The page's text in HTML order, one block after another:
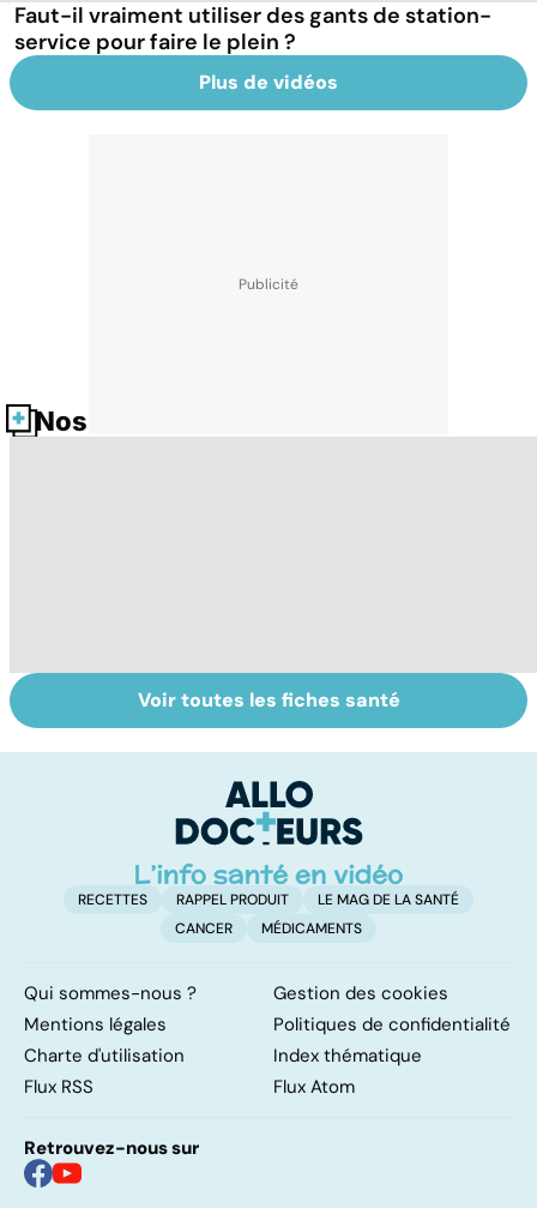
Faut-il vraiment utiliser des gants de station-
service pour faire le plein ?
Plus de vidéos
Nos fiches santé
Tout savoir sur
les infections
Inflammation des
amygdales : que
d'angine ?
Voir toutes les fiches santé
RECETTES RAPPEL PRODUIT
LE MAG DE LA SANTÉ
CANCER
MÉDICAMENTS
Qui sommes-nous ?
Gestion des cookies
Mentions légales
Politiques de confidentialité
Charte d'utilisation
Index thématique
Flux RSS
Flux Atom
Retrouvez-nous sur